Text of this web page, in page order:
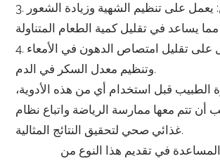
3. لوركاسيرين: يعمل على تنظيم الشهية وزيادة الشعور
4. بلومبيل: يعمل على تقليل امتصاص الدهون في الأمعاء
وتنظيم معدل السكر في الدم.
الطبيب قبل استخدام أي من هذه الأدوية،
أن تتم معها ممارسة الرياضة واتباع نظام
غذائي صحي لتحقيق النتائج المثالية.
في تقديم هذا النوع من